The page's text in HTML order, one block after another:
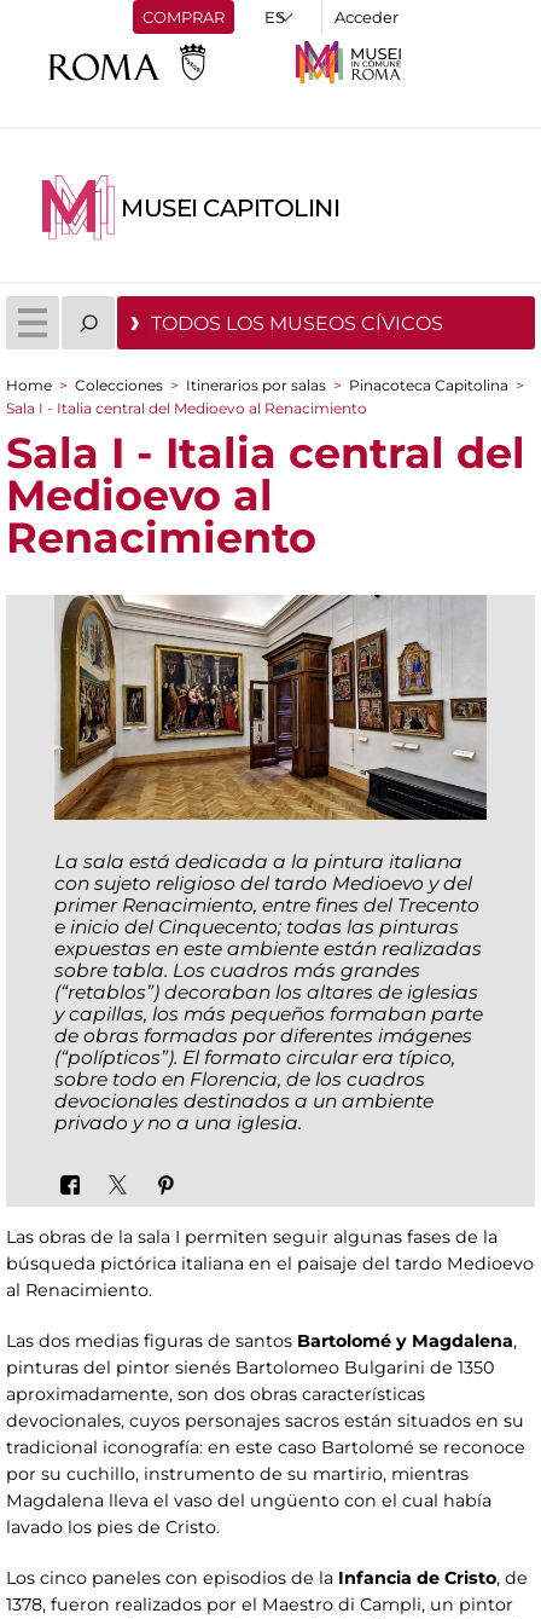
COMPRAR Acceder
MUSEI CAPITOLINI
TODOS LOS MUSEOS CÍVICOS
You are here
Home > Colecciones > Itinerarios por salas > Pinacoteca Capitolina >
Sala I - Italia central del Medioevo al Renacimiento
Sala I - Italia central del
Medioevo al
Renacimiento
La sala está dedicada a la pintura italiana
con sujeto religioso del tardo Medioevo y del
primer Renacimiento, entre fines del Trecento
e inicio del Cinquecento; todas las pinturas
expuestas en este ambiente están realizadas
sobre tabla. Los cuadros más grandes
(“retablos”) decoraban los altares de iglesias
y capillas, los más pequeños formaban parte
de obras formadas por diferentes imágenes
(“polípticos”). El formato circular era típico,
sobre todo en Florencia, de los cuadros
devocionales destinados a un ambiente
privado y no a una iglesia.
Las obras de la sala I permiten seguir algunas fases de la
búsqueda pictórica italiana en el paisaje del tardo Medioevo
al Renacimiento.
Las dos medias figuras de santos Bartolomé y Magdalena,
pinturas del pintor sienés Bartolomeo Bulgarini de 1350
aproximadamente, son dos obras características
devocionales, cuyos personajes sacros están situados en su
tradicional iconografía: en este caso Bartolomé se reconoce
por su cuchillo, instrumento de su martirio, mientras
Magdalena lleva el vaso del ungüento con el cual había
lavado los pies de Cristo.
Los cinco paneles con episodios de la Infancia de Cristo, de
1378, fueron realizados por el Maestro di Campli, un pintor